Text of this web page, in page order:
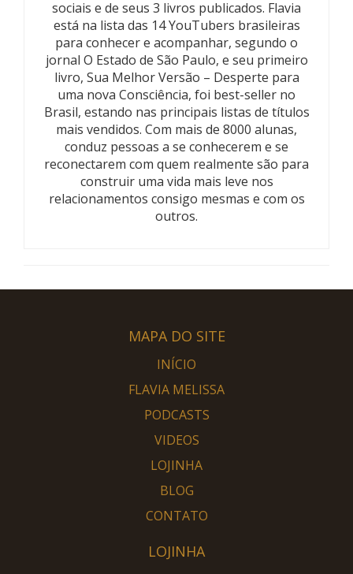
sociais e de seus 3 livros publicados. Flavia
está na lista das 14 YouTubers brasileiras
para conhecer e acompanhar, segundo o
jornal O Estado de São Paulo, e seu primeiro
livro, Sua Melhor Versão – Desperte para
uma nova Consciência, foi best-seller no
Brasil, estando nas principais listas de títulos
mais vendidos. Com mais de 8000 alunas,
conduz pessoas a se conhecerem e se
reconectarem com quem realmente são para
construir uma vida mais leve nos
relacionamentos consigo mesmas e com os
outros.
MAPA DO SITE
INÍCIO
FLAVIA MELISSA
PODCASTS
VIDEOS
LOJINHA
BLOG
CONTATO
LOJINHA